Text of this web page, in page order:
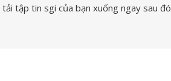
tải tập tin sgi của bạn xuống ngay sau đó